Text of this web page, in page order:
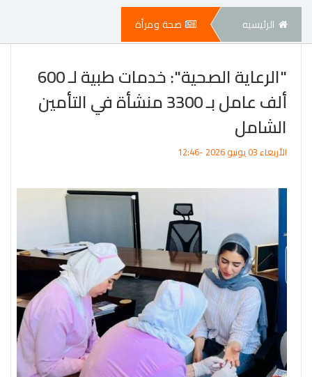
الرئيسيه صحة ومرأة
"الرعاية الصحية": خدمات طبية لـ 600
ألف عامل بـ 3300 منشأة في التأمين
الشامل
الأربعاء 03 يونيو 2026 -12:46